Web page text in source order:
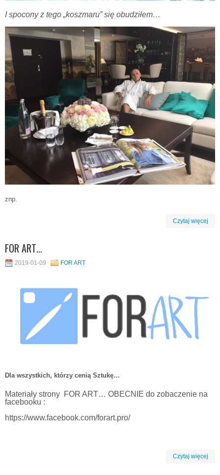
I spocony z tego „koszmaru” się obudziłem…
znp.
Czytaj więcej
FOR ART…
2019-01-09 FOR ART
Dla wszystkich, którzy cenią Sztukę…
Materiały strony FOR ART… OBECNIE do zobaczenie na
facebooku :
https://www.facebook.com/forart.pro/
Czytaj więcej